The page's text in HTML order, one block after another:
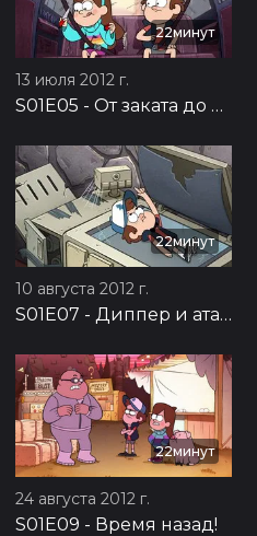
22минут
13 июля 2012 г.
S01E05 - От заката до рассвета
22минут
10 августа 2012 г.
S01E07 - Диппер и атака клонов
22минут
24 августа 2012 г.
S01E09 - Время назад!